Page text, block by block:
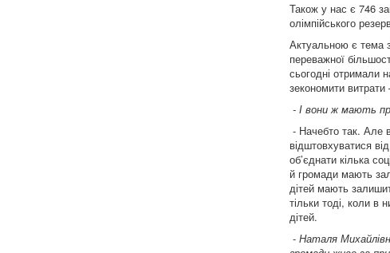
Також у нас є 746
олімпійського
Актуальною є тема
переважної
сьогодні отримали
зекономити витрати
- І вони ж мають
- Начебто так. Але
відштовхуватися
об’єднати кілька
й громади мають
дітей мають
тільки тоді, коли в
дітей.
- Наталя